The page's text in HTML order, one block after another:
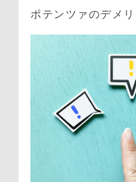
ポテンツァのデメ